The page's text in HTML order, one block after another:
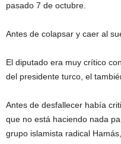
pasado 7 de octubre.
Antes de colapsar y caer al
El diputado era muy crítico
del presidente turco, el
Antes de desfallecer había
que no está haciendo nada
grupo islamista radical